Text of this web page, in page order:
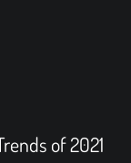
of 2021